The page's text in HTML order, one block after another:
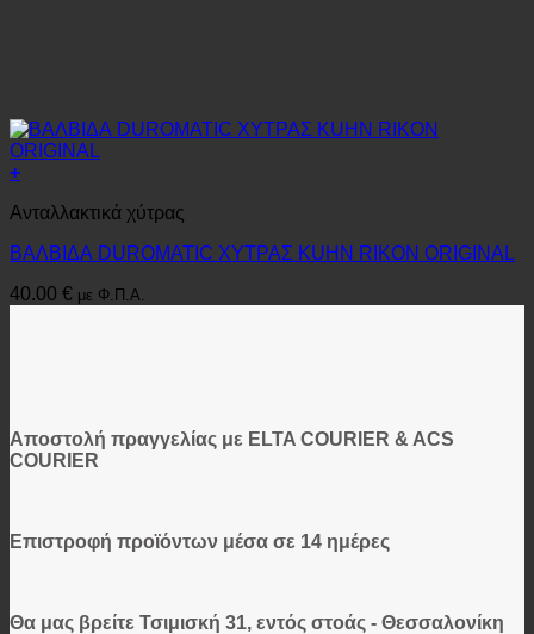
+
Ανταλλακτικά χύτρας
ΒΑΛΒΙΔΑ DUROMATIC ΧΥΤΡΑΣ KUHN RIKON ORIGINAL
40.00 € με Φ.Π.Α.
Αποστολή πραγγελίας με ELTA COURIER & ACS
COURIER
Επιστροφή προϊόντων μέσα σε 14 ημέρες
Θα μας βρείτε Τσιμισκή 31, εντός στοάς - Θεσσαλονίκη